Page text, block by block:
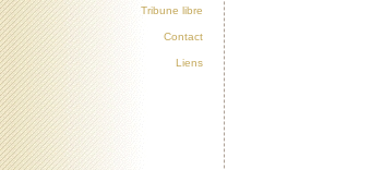
Tribune libre
Contact
Liens